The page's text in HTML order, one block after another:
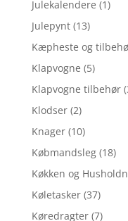
Julekalendere (1)
Julepynt (13)
Kæpheste og
Klapvogne (5)
Klapvogne tilbehør
Klodser (2)
Knager (10)
Købmandsleg (18)
Køkken og
Køletasker (37)
Køredragter (7)